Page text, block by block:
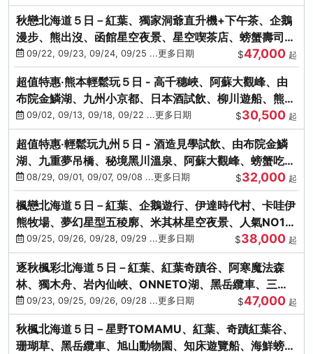
秋戀北海道５日－紅葉、獨家洞爺直升機+下午茶、企鵝
漫步、熊出沒、函館星空夜景、星空喫茶店、螃蟹壽司、
海膽、三大螃蟹放題
09/22, 09/23, 09/24, 09/25 ...更多日期 $47,000 起
超值特惠‧熊本輕鬆玩５日 - 高千穗峽、阿蘇大觀峰、由
布院金鱗湖、九州小京都、日本酒試飲、柳川遊船、熊本
城、熊本AEON
09/02, 09/13, 09/18, 09/22 ...更多日期 $30,500 起
超值特惠‧輕鬆玩九州５日 - 酒造見學試飲、由布院金鱗
湖、九重夢吊橋、秘境黑川溫泉、阿蘇大觀峰、螃蟹吃到
飽08/29, 09/01, 09/07, 09/08 ...更多日期 $32,000 起
楓戀北海道５日－紅葉、企鵝遊行、伊達時代村、卡哇伊
熊牧場、夢幻星型五稜廓、米其林星空夜景、人氣NO1小
丑漢堡、洞爺花火
09/25, 09/26, 09/28, 09/29 ...更多日期 $38,000 起
逐秋楓彩北海道５日－紅葉、紅葉奇蹟谷、阿寒魔法森
林、獨木舟、岩內仙峽、ONNETO湖、黑岳纜車、三國
峠、豐平峽、螃蟹溫泉
09/23, 09/25, 09/26, 09/28 ...更多日期 $47,000 起
秋楓北海道５日－星野TOMAMU、紅葉、奇蹟紅葉谷、
珊瑚草、黑岳纜車、旭山動物園、知床遊覽船、海鮮螃蟹